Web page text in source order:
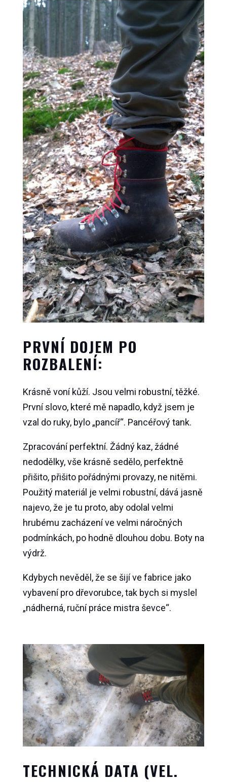
PRVNÍ DOJEM PO
ROZBALENÍ:
Krásně voní kůží. Jsou velmi robustní, těžké.
První slovo, které mě napadlo, když jsem je
vzal do ruky, bylo „pancíř“. Pancéřový tank.
Zpracování perfektní. Žádný kaz, žádné
nedodělky, vše krásně sedělo, perfektně
přišito, přišito pořádnými provazy, ne nitěmi.
Použitý materiál je velmi robustní, dává jasně
najevo, že je tu proto, aby odolal velmi
hrubému zacházení ve velmi náročných
podmínkách, po hodně dlouhou dobu. Boty na
výdrž.
Kdybych nevěděl, že se šijí ve fabrice jako
vybavení pro dřevorubce, tak bych si myslel
„nádherná, ruční práce mistra ševce“.
TECHNICKÁ DATA (VEL.